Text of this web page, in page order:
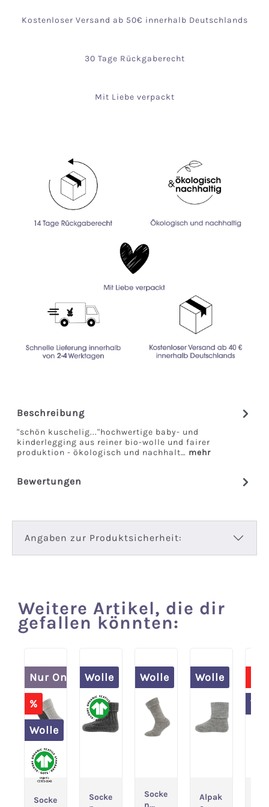
Kostenloser Versand ab 50€ innerhalb Deutschlands
30 Tage Rückgaberecht
Mit Liebe verpackt
Beschreibung
"schön kuschelig..."hochwertige baby- und
kinderlegging aus reiner bio-wolle und fairer
produktion - ökologisch und nachhalt… mehr
Bewertungen
Angaben zur Produktsicherheit:
Produktgalerie überspringen
Weitere Artikel, die dir
gefallen könnten:
Nur Online
%
Wolle
Socke
Wolle
Socke
Wolle
Socke
Wolle
Alpak
Spare 20% im